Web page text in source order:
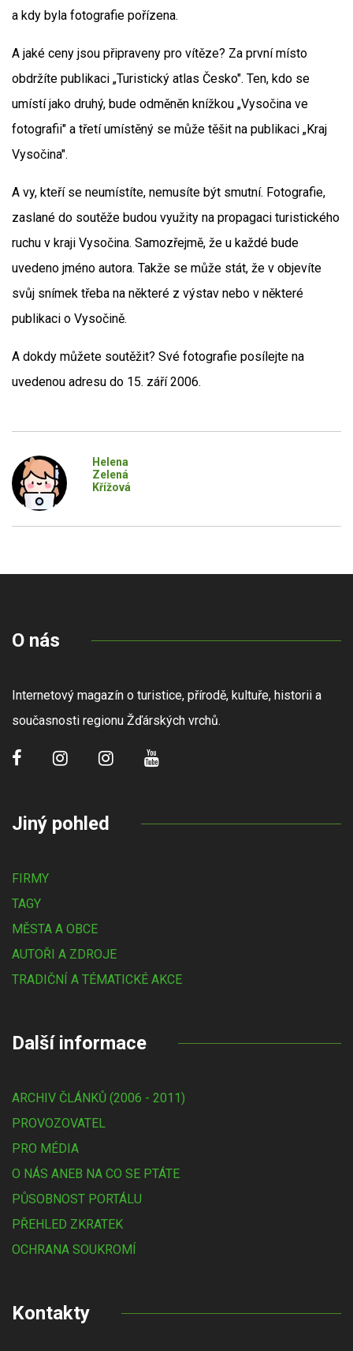
a kdy byla fotografie pořízena.
A jaké ceny jsou připraveny pro vítěze? Za první místo
obdržíte publikaci „Turistický atlas Česko". Ten, kdo se
umístí jako druhý, bude odměněn knížkou „Vysočina ve
fotografii" a třetí umístěný se může těšit na publikaci „Kraj
Vysočina".
A vy, kteří se neumístíte, nemusíte být smutní. Fotografie,
zaslané do soutěže budou využity na propagaci turistického
ruchu v kraji Vysočina. Samozřejmě, že u každé bude
uvedeno jméno autora. Takže se může stát, že v objevíte
svůj snímek třeba na některé z výstav nebo v některé
publikaci o Vysočině.
A dokdy můžete soutěžit? Své fotografie posílejte na
uvedenou adresu do 15. září 2006.
Helena
Zelená
Křížová
O nás
Internetový magazín o turistice, přírodě, kultuře, historii a
současnosti regionu Žďárských vrchů.
Jiný pohled
FIRMY
TAGY
MĚSTA A OBCE
AUTOŘI A ZDROJE
TRADIČNÍ A TÉMATICKÉ AKCE
Další informace
ARCHIV ČLÁNKŮ (2006 - 2011)
PROVOZOVATEL
PRO MÉDIA
O NÁS ANEB NA CO SE PTÁTE
PŮSOBNOST PORTÁLU
PŘEHLED ZKRATEK
OCHRANA SOUKROMÍ
Kontakty